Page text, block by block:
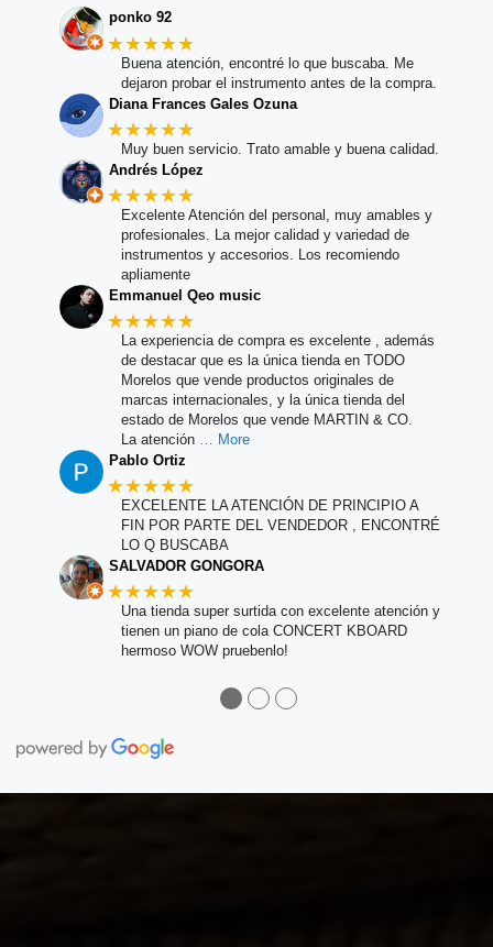
ponko 92
★★★★★
Buena atención, encontré lo que buscaba. Me
dejaron probar el instrumento antes de la compra.
Diana Frances Gales Ozuna
★★★★★
Muy buen servicio. Trato amable y buena calidad.
Andrés López
★★★★★
Excelente Atención del personal, muy amables y
profesionales. La mejor calidad y variedad de
instrumentos y accesorios. Los recomiendo
apliamente
Emmanuel Qeo music
★★★★★
La experiencia de compra es excelente , además
de destacar que es la única tienda en TODO
Morelos que vende productos originales de
marcas internacionales, y la única tienda del
estado de Morelos que vende MARTIN & CO.
La atención … More
Pablo Ortiz
★★★★★
EXCELENTE LA ATENCIÓN DE PRINCIPIO A
FIN POR PARTE DEL VENDEDOR , ENCONTRÉ
LO Q BUSCABA
SALVADOR GONGORA
★★★★★
Una tienda super surtida con excelente atención y
tienen un piano de cola CONCERT KBOARD
hermoso WOW pruebenlo!
●●●